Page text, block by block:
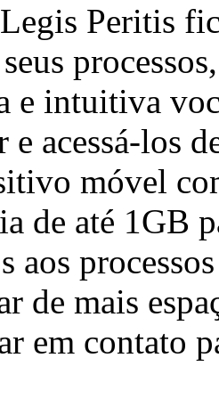
Peritis
e intuitiva
e acessá-los
móvel
de até 1GB
aos
de mais
em contato